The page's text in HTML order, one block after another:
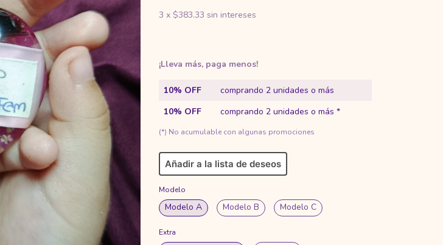
3 x $383.33 sin intereses
Añadir a la lista de deseos
Modelo
Modelo A Modelo B Modelo C